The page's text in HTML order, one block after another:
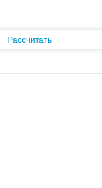
Рассчитать